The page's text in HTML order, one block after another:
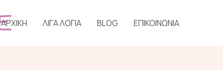
ΑΡΧΙΚΗ ΛΙΓΑ ΛΟΓΙΑ BLOG ΕΠΙΚΟΙΝΩΝΙΑ